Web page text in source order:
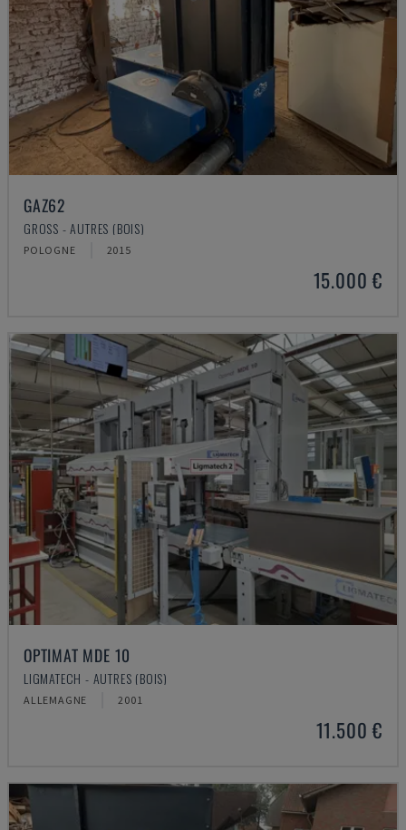
GAZ62
GROSS - AUTRES (BOIS)
POLOGNE 2015
15.000 €
OPTIMAT MDE 10
LIGMATECH - AUTRES (BOIS)
ALLEMAGNE 2001
11.500 €